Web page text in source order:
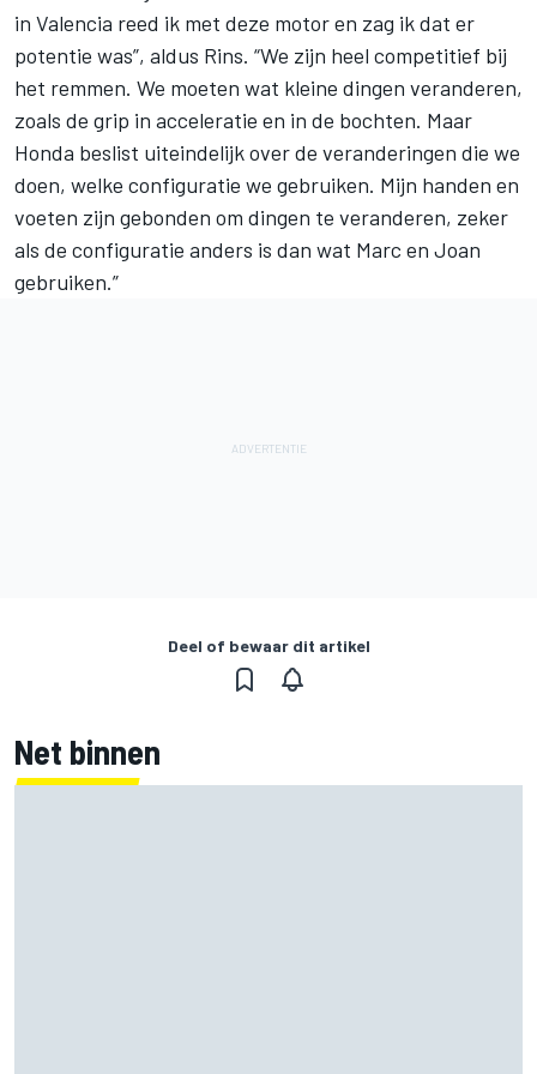
in Valencia reed ik met deze motor en zag ik dat er
potentie was”, aldus Rins. “We zijn heel competitief bij
het remmen. We moeten wat kleine dingen veranderen,
zoals de grip in acceleratie en in de bochten. Maar
Honda beslist uiteindelijk over de veranderingen die we
doen, welke configuratie we gebruiken. Mijn handen en
voeten zijn gebonden om dingen te veranderen, zeker
als de configuratie anders is dan wat Marc en Joan
gebruiken.”
Deel of bewaar dit artikel
Net binnen